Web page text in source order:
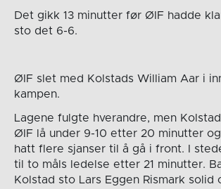
Det gikk 13 minutter før ØIF hadde
sto det 6-6.
ØIF slet med Kolstads William Aar i
kampen.
Lagene fulgte hverandre, men
ØIF lå under 9-10 etter 20 minutter
hatt flere sjanser til å gå i front. I
til to måls ledelse etter 21 minutter.
Kolstad sto Lars Eggen Rismark solid